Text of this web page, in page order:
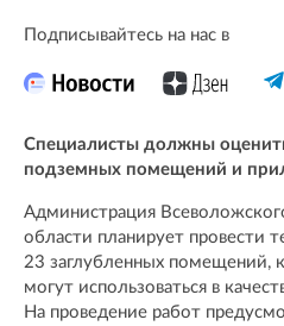
Подписывайтесь на нас в
Специалисты должны
подземных помещений и
Администрация
области планирует провести
23 заглубленных помещений,
могут использоваться в
На проведение работ